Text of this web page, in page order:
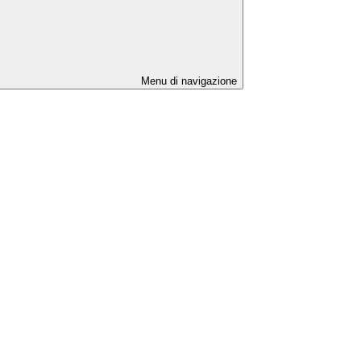
Menu di navigazione